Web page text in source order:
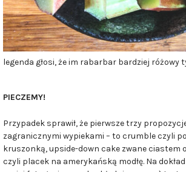
legenda głosi, że im rabarbar bardziej różowy
PIECZEMY!
Przypadek sprawił, że pierwsze trzy
zagranicznymi wypiekami – to crumble czyli
kruszonką, upside-down cake zwane ciastem
czyli placek na amerykańską modłę. Na